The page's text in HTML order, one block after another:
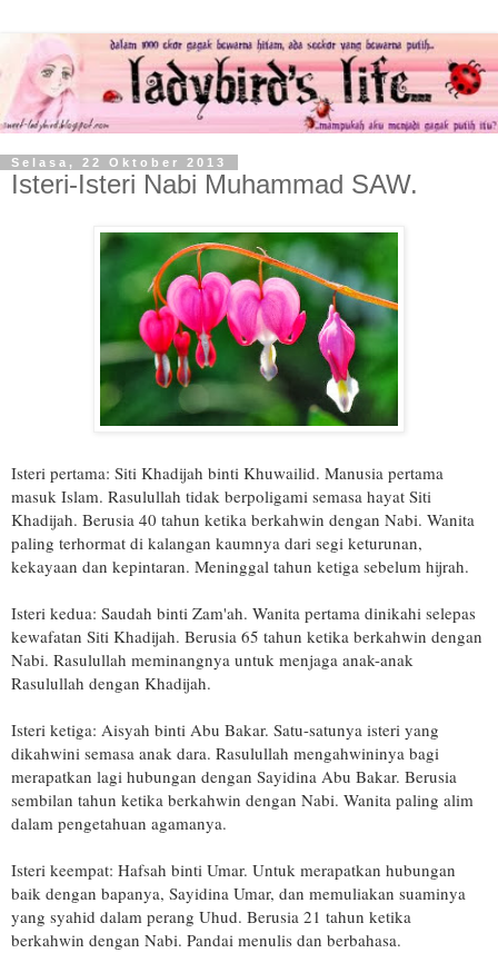
Selasa, 22 Oktober 2013
Isteri-Isteri Nabi Muhammad SAW.
Isteri pertama: Siti Khadijah binti Khuwailid. Manusia pertama
masuk Islam. Rasulullah tidak berpoligami semasa hayat Siti
Khadijah. Berusia 40 tahun ketika berkahwin dengan Nabi. Wanita
paling terhormat di kalangan kaumnya dari segi keturunan,
kekayaan dan kepintaran. Meninggal tahun ketiga sebelum hijrah.
Isteri kedua: Saudah binti Zam'ah. Wanita pertama dinikahi selepas
kewafatan Siti Khadijah. Berusia 65 tahun ketika berkahwin dengan
Nabi. Rasulullah meminangnya untuk menjaga anak-anak
Rasulullah dengan Khadijah.
Isteri ketiga: Aisyah binti Abu Bakar. Satu-satunya isteri yang
dikahwini semasa anak dara. Rasulullah mengahwininya bagi
merapatkan lagi hubungan dengan Sayidina Abu Bakar. Berusia
sembilan tahun ketika berkahwin dengan Nabi. Wanita paling alim
dalam pengetahuan agamanya.
Isteri keempat: Hafsah binti Umar. Untuk merapatkan hubungan
baik dengan bapanya, Sayidina Umar, dan memuliakan suaminya
yang syahid dalam perang Uhud. Berusia 21 tahun ketika
berkahwin dengan Nabi. Pandai menulis dan berbahasa.